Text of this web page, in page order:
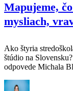
Mapujeme,
mysliach,
Ako štyria
štúdio na
odpovede Michala